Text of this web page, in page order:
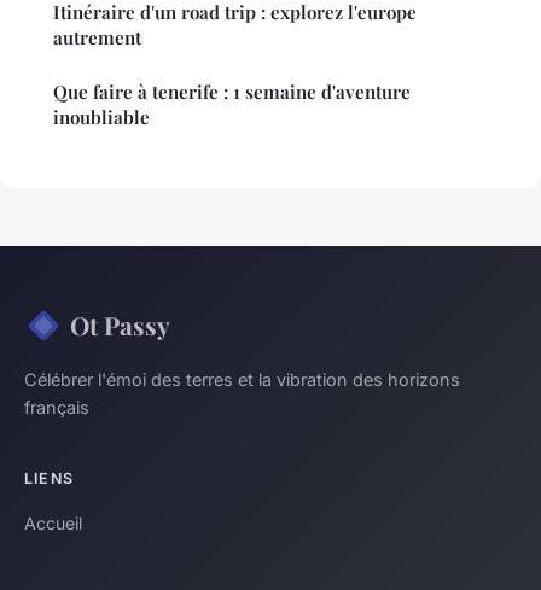
Itinéraire d'un road trip : explorez l'europe
autrement
Que faire à tenerife : 1 semaine d'aventure
inoubliable
Ot Passy
Célébrer l'émoi des terres et la vibration des horizons
français
LIENS
Accueil